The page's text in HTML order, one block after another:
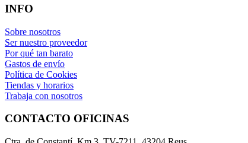
INFO
Sobre nosotros
Ser nuestro proveedor
Por qué tan barato
Gastos de envío
Política de Cookies
Tiendas y horarios
Trabaja con nosotros
CONTACTO OFICINAS